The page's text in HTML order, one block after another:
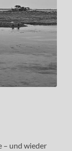
– und wieder